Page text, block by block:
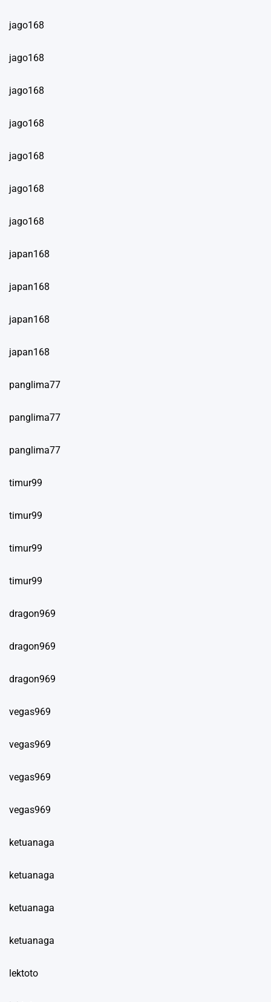
jago168
jago168
jago168
jago168
jago168
jago168
jago168
japan168
japan168
japan168
japan168
panglima77
panglima77
panglima77
timur99
timur99
timur99
timur99
dragon969
dragon969
dragon969
vegas969
vegas969
vegas969
vegas969
ketuanaga
ketuanaga
ketuanaga
ketuanaga
lektoto